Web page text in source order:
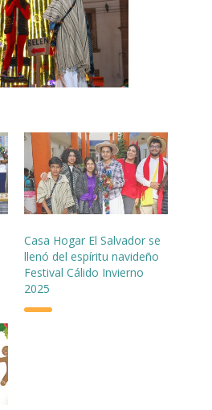
Casa Hogar El Salvador se
llenó del espíritu navideño
Festival Cálido Invierno
2025